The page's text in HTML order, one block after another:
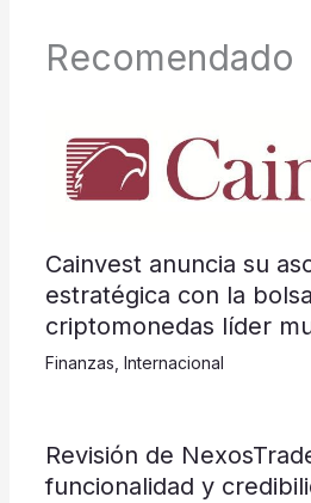
Recomendado
Cainvest anuncia su
estratégica con la
criptomonedas líder
Finanzas Internacional
Revisión de
funcionalidad y